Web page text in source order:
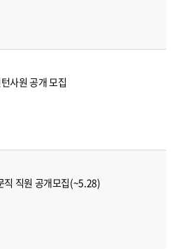
사원 공개 모집
직 직원 공개모집(~5.28)